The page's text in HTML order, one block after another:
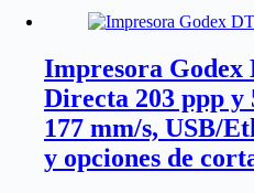
Impresora Godex
Directa 203 ppp y
177 mm/s, USB/
y opciones de